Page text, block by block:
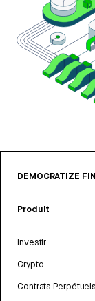
DEMOCRATIZE
Produit
Investir
Crypto
Contrats Perpétuels